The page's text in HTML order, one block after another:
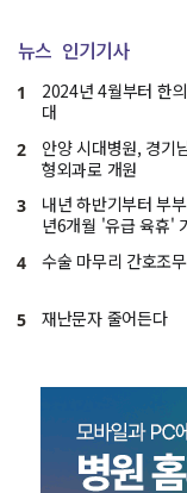
뉴스 인기기사
1
2024년 4월부터 한
대
2
안양 시대병원, 경기
형외과로 개원
3
내년 하반기부터 부
년6개월 '유급 육휴'
4 수술 마무리 간호조
5 재난문자 줄어든다